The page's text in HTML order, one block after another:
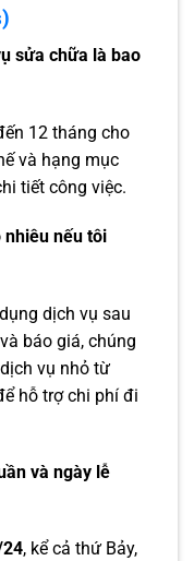
sửa chữa là bao
12 tháng cho
và hạng mục
tiết công việc.
nhiêu nếu tôi
dịch vụ sau
báo giá, chúng
vụ nhỏ từ
hỗ trợ chi phí đi
và ngày lễ
, kể cả thứ Bảy,